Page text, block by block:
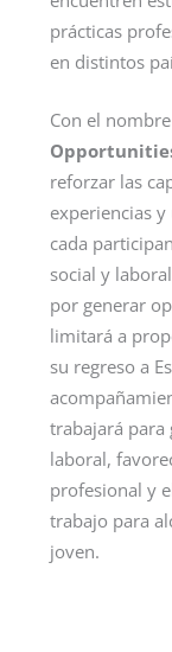
prácticas
en distintos
Con el
reforzar las
experiencias
cada
social y
por generar
limitará a
su regreso a
trabajará para
laboral,
profesional y
trabajo para
joven.